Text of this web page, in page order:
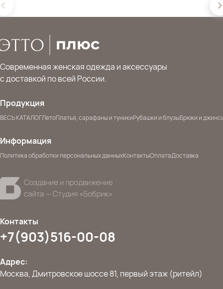
Современная женская одежда и аксессуары
с доставкой по всей России.
Продукция
ВЕСЬ КАТАЛОГЛетоПлатья, сарафаны и туникиРубашки и блузыБрюки и
Информация
Политика обработки персональных данныхКонтактыОплатаДоставка
Контакты
+7(903)516-00-08
Адрес:
Москва, Дмитровское шоссе 81, первый этаж (ритейл)